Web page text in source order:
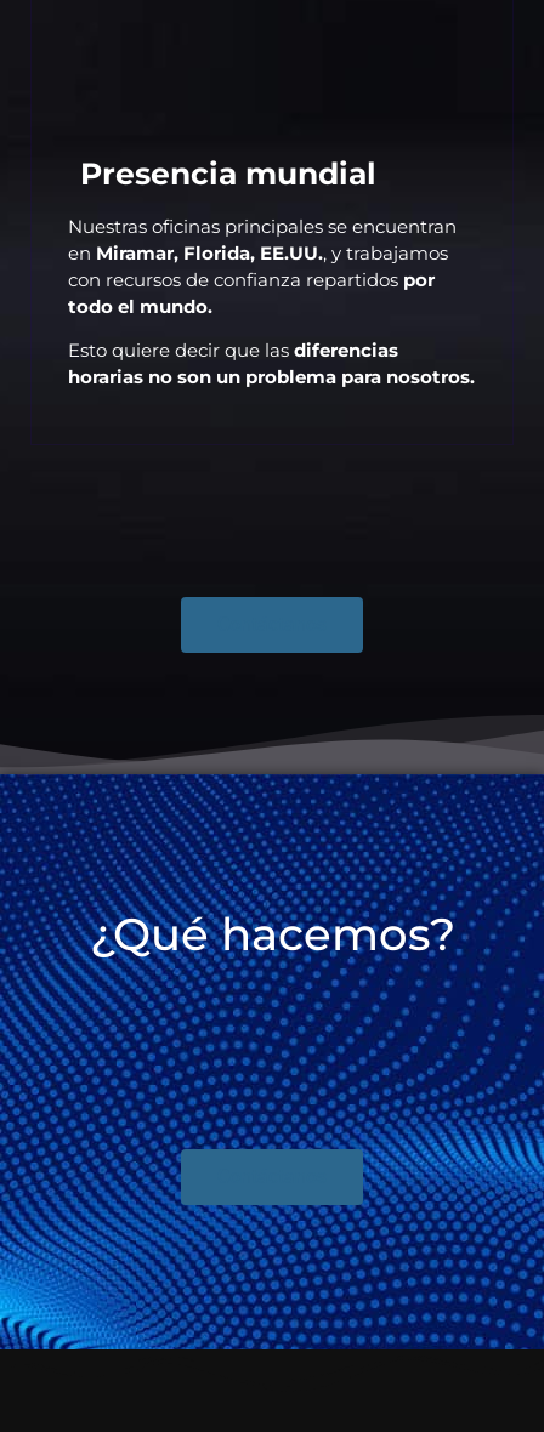
Presencia mundial
Nuestras oficinas principales se encuentran
en Miramar, Florida, EE.UU., y trabajamos
con recursos de confianza repartidos por
todo el mundo.
Esto quiere decir que las diferencias
horarias no son un problema para nosotros.
¿Qué hacemos?